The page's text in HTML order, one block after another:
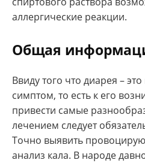
аллергические реакции.
Общая
Ввиду того что диарея –
симптом, то есть к его
привести самые
лечением следует
Точно выявить
анализ кала. В народе